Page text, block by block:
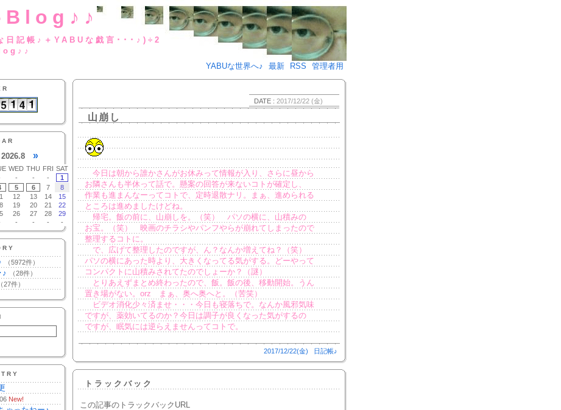
Blog♪♪
な日記帳♪＋YABUな戯言･･･♪)÷2
YABUな世界へ♪
最新 RSS 管理者用
»
WED THU FRI SAT
- - -
1
5 6 7
8
12 13 14
15
19 20 21
22
26 27 28
29
- - - -
（5972件）
♪ （28件）
（27件）
New!
DATE : 2017/12/22 (金)
山崩し
今日は朝から誰かさんがお休みって情報が入り、さらに昼から
お隣さんも半休って話で。懸案の回答が来ないコトが確定し、
作業も進まんなーってコトで、定時退散ナリ。まぁ、進められる
ところは進めましたけどね。
帰宅。飯の前に、山崩しを。（笑） パソの横に、山積みの
お宝。（笑） 映画のチラシやパンフやらが崩れてしまったので
整理するコトに。
で、広げて整理したのですが、ん？なんか増えてね？（笑）
パソの横にあった時より、大きくなってる気がする。どーやって
コンパクトに山積みされてたのでしょーか？（謎）
とりあえずまとめ終わったので、飯。飯の後、移動開始。うん
置き場がない。orz まぁ、奥へ奥へと。（苦笑）
ビデオ消化少々済ませ・・・今日も寝落ちで。なんか風邪気味
ですが、薬効いてるのか？今日は調子が良くなった気がするの
ですが、眠気には逆らえませんってコトで。
2017/12/22(金) 日記帳♪
トラックバック
この記事のトラックバックURL